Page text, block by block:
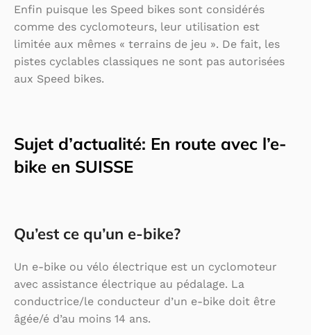
Enfin puisque les Speed bikes sont considérés
comme des cyclomoteurs, leur utilisation est
limitée aux mêmes « terrains de jeu ». De fait, les
pistes cyclables classiques ne sont pas autorisées
aux Speed bikes.
Sujet d’actualité: En route avec l’e-
bike en SUISSE
Qu’est ce qu’un e-bike?
Un e-bike ou vélo électrique est un cyclomoteur
avec assistance électrique au pédalage. La
conductrice/le conducteur d’un e-bike doit être
âgée/é d’au moins 14 ans.